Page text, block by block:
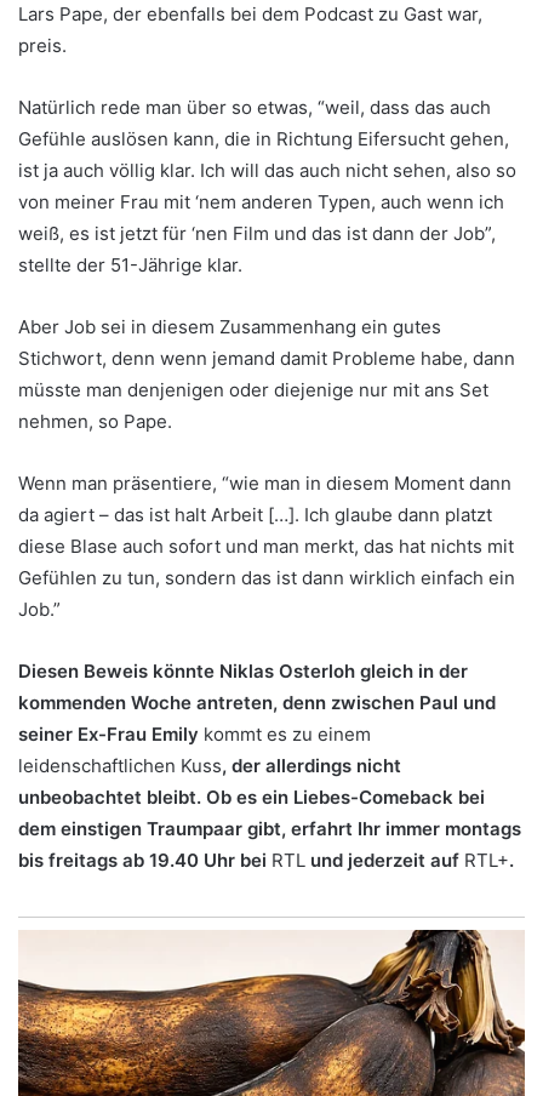
Lars Pape, der ebenfalls bei dem Podcast zu Gast war,
preis.
Natürlich rede man über so etwas, “weil, dass das auch
Gefühle auslösen kann, die in Richtung Eifersucht gehen,
ist ja auch völlig klar. Ich will das auch nicht sehen, also so
von meiner Frau mit ‘nem anderen Typen, auch wenn ich
weiß, es ist jetzt für ‘nen Film und das ist dann der Job”,
stellte der 51-Jährige klar.
Aber Job sei in diesem Zusammenhang ein gutes
Stichwort, denn wenn jemand damit Probleme habe, dann
müsste man denjenigen oder diejenige nur mit ans Set
nehmen, so Pape.
Wenn man präsentiere, “wie man in diesem Moment dann
da agiert – das ist halt Arbeit […]. Ich glaube dann platzt
diese Blase auch sofort und man merkt, das hat nichts mit
Gefühlen zu tun, sondern das ist dann wirklich einfach ein
Job.”
Diesen Beweis könnte Niklas Osterloh gleich in der
kommenden Woche antreten, denn zwischen Paul und
seiner Ex-Frau Emily kommt es zu einem
leidenschaftlichen Kuss, der allerdings nicht
unbeobachtet bleibt. Ob es ein Liebes-Comeback bei
dem einstigen Traumpaar gibt, erfahrt Ihr immer montags
bis freitags ab 19.40 Uhr bei RTL und jederzeit auf RTL+.